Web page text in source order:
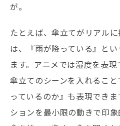
が。
たとえば、傘立てがリアル
は、『雨が降っている』と
ます。アニメでは湿度を表
傘立てのシーンを入れるこ
っているのか』も表現でき
ションを最小限の動きで印象